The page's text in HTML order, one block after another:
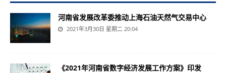
河南省发展改革委推动上海石油天然气交易中心
2021年3月30日 星期二 20:04
《2021年河南省数字经济发展工作方案》印发